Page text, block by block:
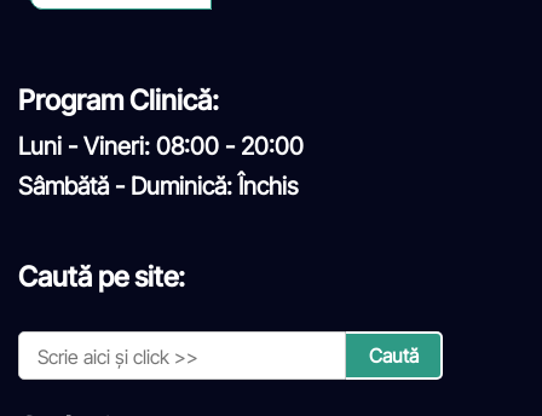
Program Clinică:
Luni - Vineri: 08:00 - 20:00
Sâmbătă - Duminică: Închis
Caută pe site: